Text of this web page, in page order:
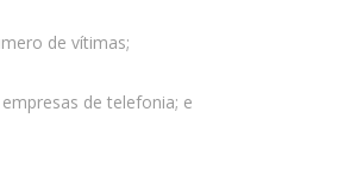
de vítimas;
de telefonia; e